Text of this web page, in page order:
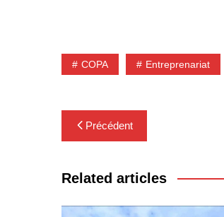
COPA Entreprenariat
Navigation
de
l’article
Précédent
Related articles